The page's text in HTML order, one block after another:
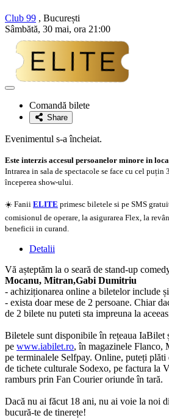
Club 99 , București
Sâmbătă, 30 mai, ora 21:00
Adaugă
favoriteComandă bilete
Share
Evenimentul s-a încheiat.
Este interzis accesul persoanelor minore in
Intrarea in sala de spectacole se face cu cel puțin
începerea show-ului.
☀️ Fanii ELITE primesc biletele si pe SMS
comisionul de operare, la asigurarea Flex, la
beneficii in curand.
Detalii
Vă așteptăm la o seară de stand-up
Mocanu, Mitran,Gabi Dumitriu
- achiziționarea online a biletelor include
- exista doar mese de 2 persoane. Chiar
de 2 bilete nu puteti sta impreuna la
Biletele sunt disponibile în rețeaua IaBilet
pe www.iabilet.ro, în magazinele
pe terminalele Selfpay. Online, puteți
de tichete culturale Sodexo, pe factura la
ramburs prin Fan Courier oriunde în tară.
Dacă nu ai făcut 18 ani, nu ai voie la noi
bucură-te de tinerețe!